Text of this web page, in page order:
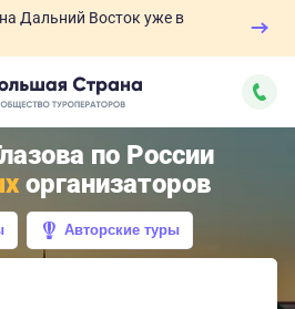
на Дальний Восток уже в
по России
организаторов
Авторские туры